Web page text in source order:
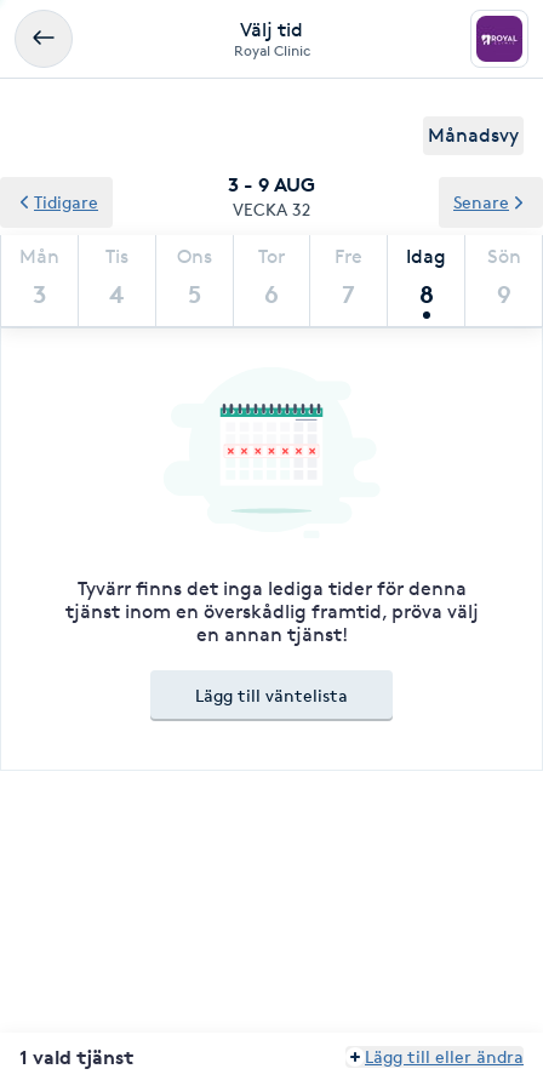
Välj tid
Royal Clinic
Månadsvy
3 - 9 AUG
VECKA 32
Mån
3
Tis
4
Ons
5
Tor
6
Fre
7
Idag
8
Sön
9
Tidigare Senare
Tyvärr finns det inga lediga tider för denna
tjänst inom en överskådlig framtid, pröva välj
en annan tjänst!
Lägg till väntelista
1 vald tjänst Lägg till eller ändra